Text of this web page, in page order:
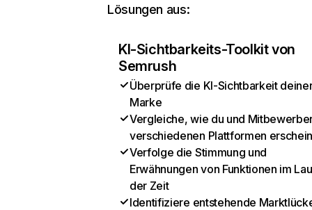
Lösungen aus:
KI-Sichtbarkeits-Toolkit von
Semrush
Überprüfe die KI-Sichtbarkeit
Marke
Vergleiche, wie du und
verschiedenen Plattformen
Verfolge die Stimmung und
Erwähnungen von Funktionen im
der Zeit
Identifiziere entstehende